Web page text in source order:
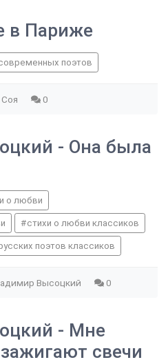
в Париже
поэтов
Соя 0
- Она была
о любви
стихи о любви классиков
поэтов классиков
Высоцкий 0
- Мне
свечи